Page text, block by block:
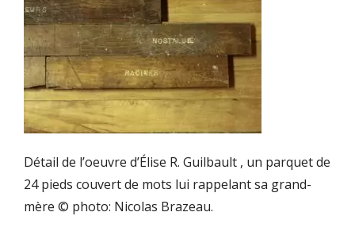
Détail de l’oeuvre d’Élise R. Guilbault , un parquet de
24 pieds couvert de mots lui rappelant sa grand-
mère © photo: Nicolas Brazeau.